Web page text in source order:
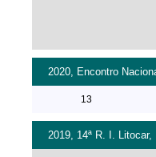
2020, Encontro
13
2019, 14ª R. I.